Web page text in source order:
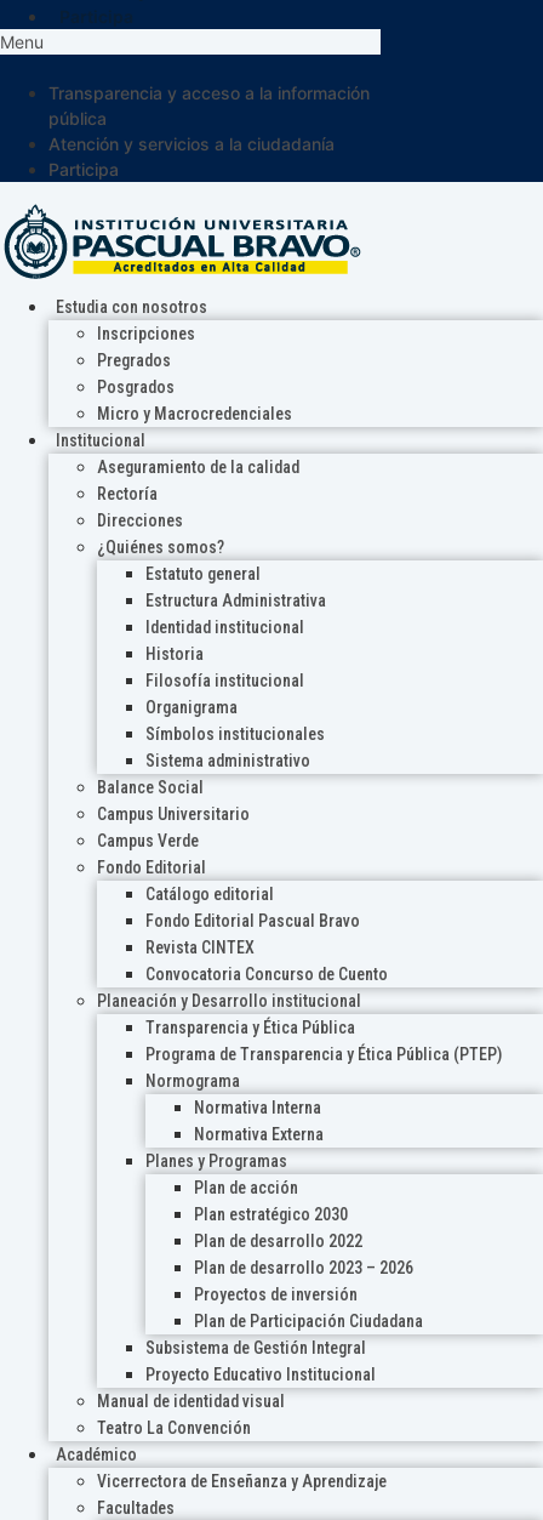
Menu
Transparencia y acceso a la información
pública
Atención y servicios a la ciudadanía
Participa
Estudia con nosotros
Inscripciones
Pregrados
Posgrados
Micro y Macrocredenciales
Institucional
Aseguramiento de la calidad
Rectoría
Direcciones
¿Quiénes somos?
Estatuto general
Estructura Administrativa
Identidad institucional
Historia
Filosofía institucional
Organigrama
Símbolos institucionales
Sistema administrativo
Balance Social
Campus Universitario
Campus Verde
Fondo Editorial
Catálogo editorial
Fondo Editorial Pascual Bravo
Revista CINTEX
Convocatoria Concurso de Cuento
Planeación y Desarrollo institucional
Transparencia y Ética Pública
Programa de Transparencia y Ética Pública (PTEP)
Normograma
Normativa Interna
Normativa Externa
Planes y Programas
Plan de acción
Plan estratégico 2030
Plan de desarrollo 2022
Plan de desarrollo 2023 – 2026
Proyectos de inversión
Plan de Participación Ciudadana
Subsistema de Gestión Integral
Proyecto Educativo Institucional
Manual de identidad visual
Teatro La Convención
Académico
Vicerrectora de Enseñanza y Aprendizaje
Facultades